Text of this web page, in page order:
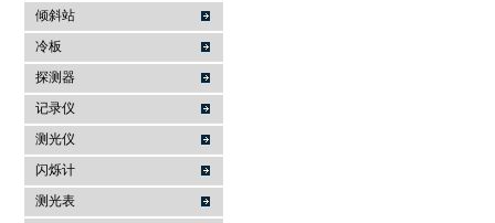
倾斜站
冷板
探测器
记录仪
测光仪
闪烁计
测光表